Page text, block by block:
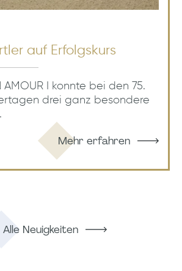
auf Erfolgskurs
AMOUR I konnte bei den 75.
drei ganz besondere
Mehr erfahren
Alle Neuigkeiten